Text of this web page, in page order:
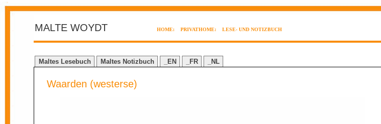
MALTE WOYDT HOME: PRIVATHOME: LESE- UND NOTIZBUCH
Maltes Lesebuch Maltes Notizbuch _EN _FR _NL
Waarden (westerse)